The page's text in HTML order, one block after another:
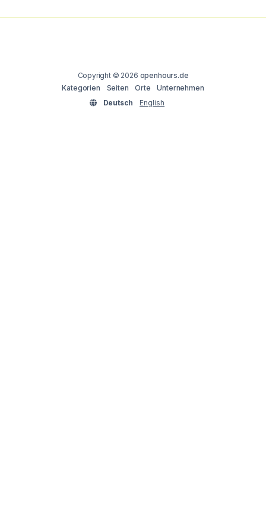
Copyright © 2026 openhours.de
Kategorien
Seiten Orte
Unternehmen
Deutsch
English